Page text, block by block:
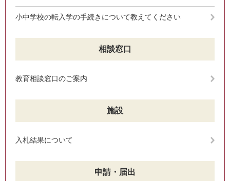
小中学校の転入学の手続きについて教えてください
相談窓口
教育相談窓口のご案内
施設
入札結果について
申請・届出